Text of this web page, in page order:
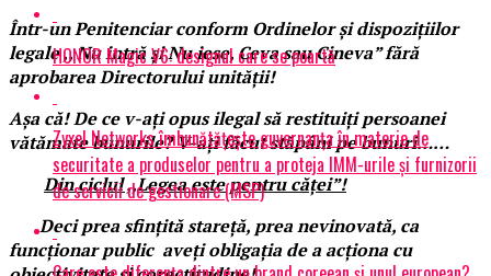
Într-un Penitenciar conform Ordinelor și dispozițiilor
legale ,, Nu intră și Nu iese, Ceva sau Cineva” fără
aprobarea Directorului unității!
Așa că! De ce v-ați opus ilegal să restituiți persoanei
vătămate bunurile? V-ați făcut stăpâni pe bunuri……
Din ciclul ,,Legea este pentru căței”!
Deci prea sfințită stareță, prea nevinovată, ca
funcționar public aveți obligația de a acționa cu
HONOR Magic V6: designul care se poartă
Zyxel Networks îmbunătățește guvernanța în materie de
securitate a produselor pentru a proteja IMM-urile și furnizorii
de servicii de gestionare (MSP)